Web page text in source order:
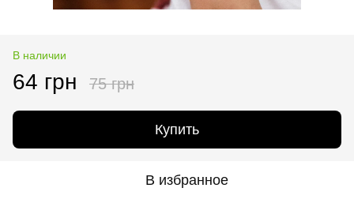
В наличии
64 грн 75 грн
Купить
В избранное